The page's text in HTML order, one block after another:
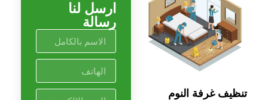
تنظيف غرفة النوم
ارسل لنا
رسالة